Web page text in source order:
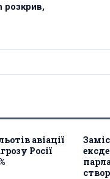
розкрив,
авіації
Росії